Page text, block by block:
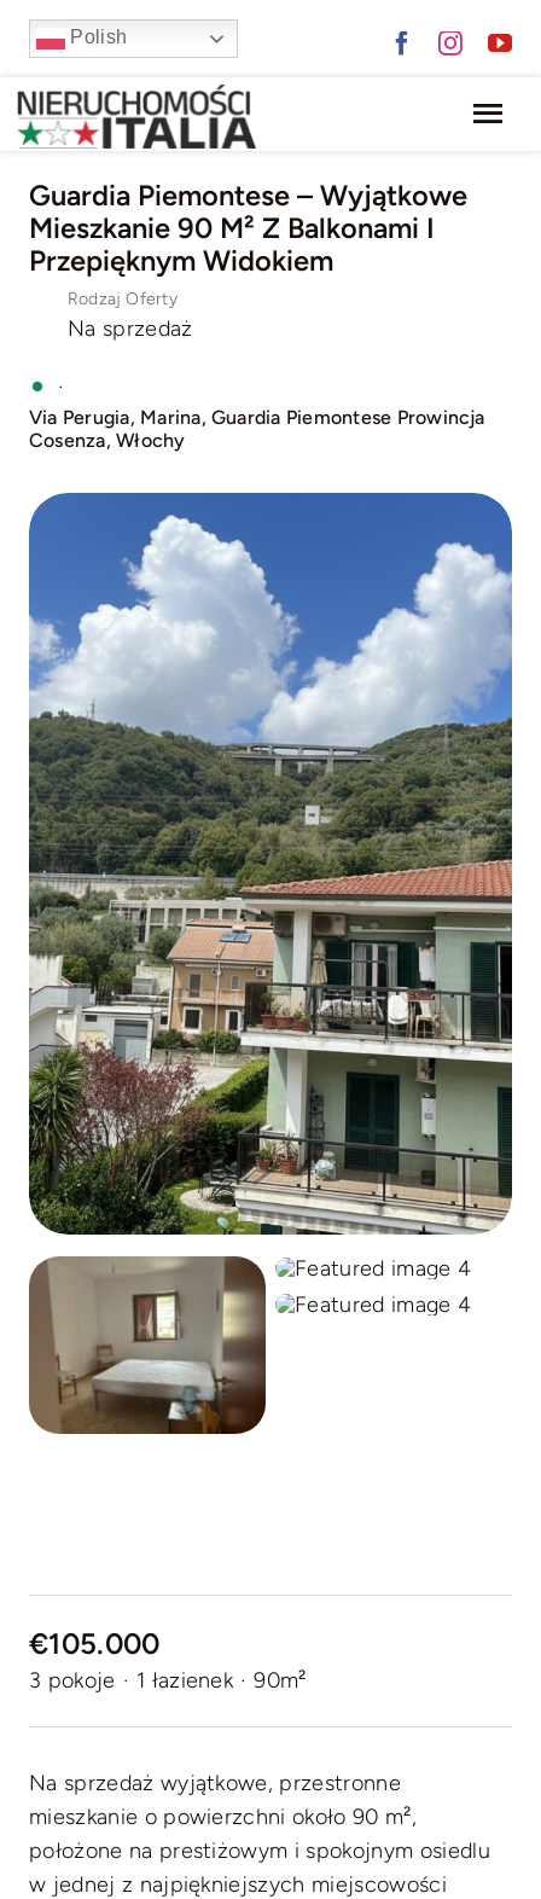
Skip
Polish
HOME
OFERTA
O NAS
Guardia Piemontese – Wyjątkowe
Mieszkanie 90 M² Z Balkonami I
Przepięknym Widokiem
Rodzaj Oferty
Na sprzedaż
·
Via Perugia, Marina, Guardia Piemontese Prowincja
Cosenza, Włochy
€105.000
3 pokoje · 1 łazienek · 90m²
Na sprzedaż wyjątkowe, przestronne
mieszkanie o powierzchni około 90 m²,
położone na prestiżowym i spokojnym osiedlu
w jednej z najpiękniejszych miejscowości